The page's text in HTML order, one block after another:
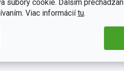
súbory cookie. Ďalším
Viac informáciítu.